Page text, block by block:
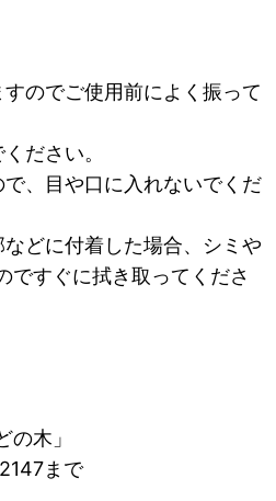
のでご使用前によく振って
ださい。
、目や口に入れないでくだ
どに付着した場合、シミや
ですぐに拭き取ってくださ
木」
まで